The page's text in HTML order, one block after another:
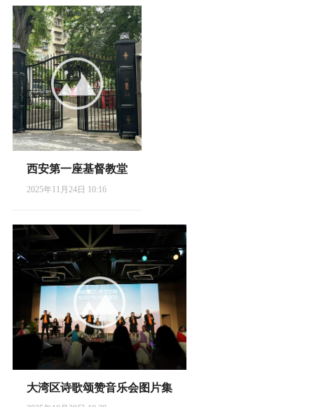
西安第一座基督教堂
2025年11月24日 10:16
大湾区诗歌颂赞音乐会图片集